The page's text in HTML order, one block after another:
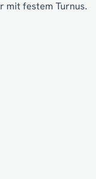
mit festem Turnus.